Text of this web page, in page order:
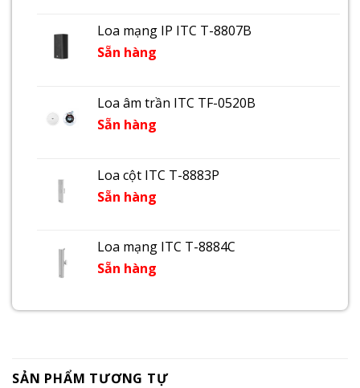
Loa mạng IP ITC T-8807B
Sẵn hàng
Loa âm trần ITC TF-0520B
Sẵn hàng
Loa cột ITC T-8883P
Sẵn hàng
Loa mạng ITC T-8884C
Sẵn hàng
SẢN PHẨM TƯƠNG TỰ